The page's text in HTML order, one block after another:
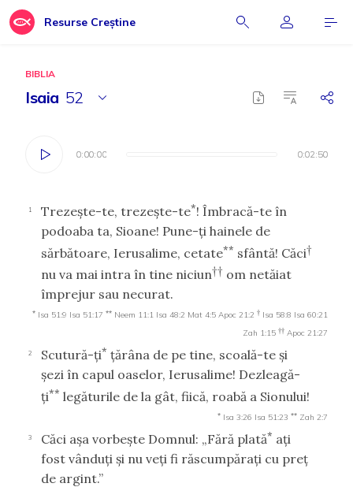
Resurse Creștine
BIBLIA
Isaia 52
0:00:00 0:02:50
0:00:00 0:02:50
1 Trezeşte-te, trezeşte-te*! Îmbracă-te în
podoaba ta, Sioane! Pune-ţi hainele de
sărbătoare, Ierusalime, cetate** sfântă! Căci†
nu va mai intra în tine niciun†† om netăiat
împrejur sau necurat.
* Isa 51:9 Isa 51:17 ** Neem 11:1 Isa 48:2 Mat 4:5 Apoc 21:2 † Isa 58:8 Isa 60:21
Zah 1:15 †† Apoc 21:27
2 Scutură-ţi* ţărâna de pe tine, scoală-te şi
şezi în capul oaselor, Ierusalime! Dezleagă-
ţi** legăturile de la gât, fiică, roabă a Sionului!
* Isa 3:26 Isa 51:23 ** Zah 2:7
3 Căci aşa vorbeşte Domnul: „Fără plată* aţi
fost vânduţi şi nu veţi fi răscumpăraţi cu preţ
de argint.”